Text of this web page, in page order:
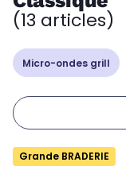
(13 articles)
Micro-ondes grill
Grande BRADERIE